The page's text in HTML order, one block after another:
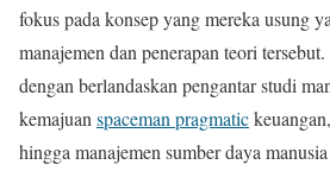
fokus pada konsep yang mereka usung
manajemen dan penerapan teori
dengan berlandaskan pengantar studi
kemajuanspaceman pragmatic
hingga manajemen sumber daya